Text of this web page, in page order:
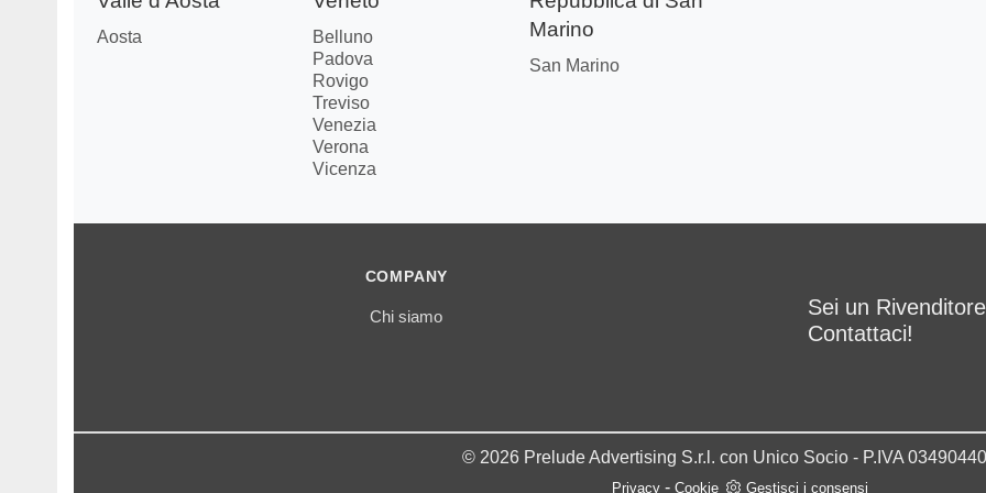
Aosta
Belluno
Padova
Rovigo
Treviso
Venezia
Verona
Vicenza
Marino
San Marino
COMPANY
Chi siamo
Sei un
Contattaci!
© 2026 Prelude Advertising S.r.l. con Unico Socio - P.IVA
Privacy- Cookie Gestisci i consensi